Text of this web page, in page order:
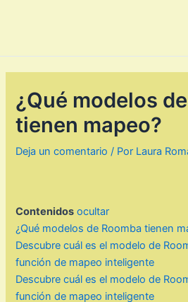
¿Qué modelos
tienen mapeo?
Deja un comentario / Por Laura
Contenidos ocultar
¿Qué modelos de Roomba tienen
Descubre cuál es el modelo de
función de mapeo inteligente
Descubre cuál es el modelo de
función de mapeo inteligente